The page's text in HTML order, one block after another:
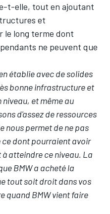
t-elle, tout en ajoutant
et
le long terme dont
ne peuvent que
établie avec de solides
bonne infrastructure et
niveau, et même au
d'assez de ressources
nous permet de ne pas
dont pourraient avoir
atteindre ce niveau. La
BMW a acheté la
tout soit droit dans vos
quand BMW vient faire